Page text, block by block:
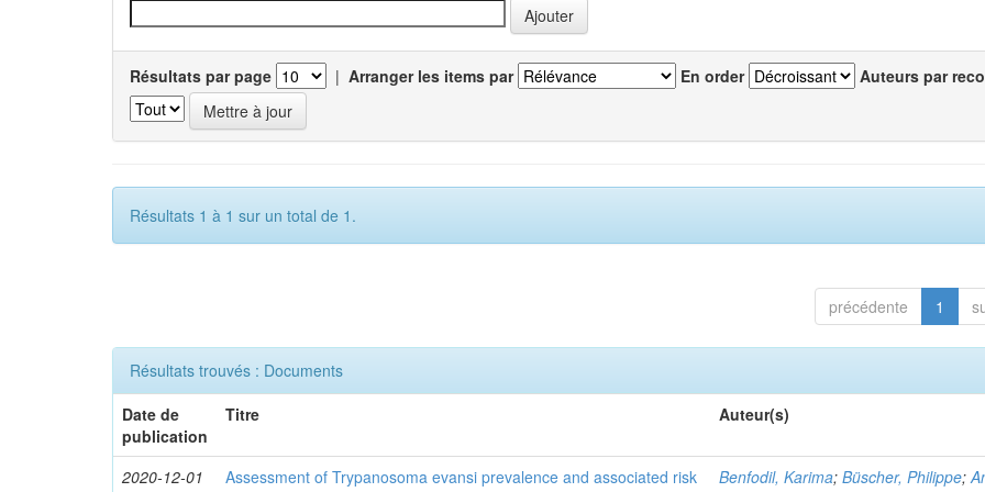
Résultats par page | Arranger les items par En order Auteurs par
Résultats 1 à 1 sur un total de 1.
précédente 1
Résultats trouvés : Documents
Date de
publication
Titre Auteur(s)
2020-12-01
Assessment of Trypanosoma evansi prevalence and associated risk
Benfodil, Karima;Büscher, Philippe;